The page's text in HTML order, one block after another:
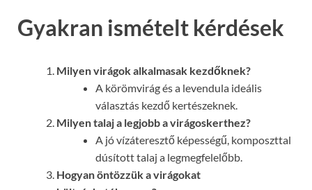
Gyakran ismételt kérdések
Milyen virágok alkalmasak kezdőknek?
A körömvirág és a levendula ideális
választás kezdő kertészeknek.
Milyen talaj a legjobb a virágoskerthez?
A jó vízáteresztő képességű, komposzttal
dúsított talaj a legmegfelelőbb.
Hogyan öntözzük a virágokat